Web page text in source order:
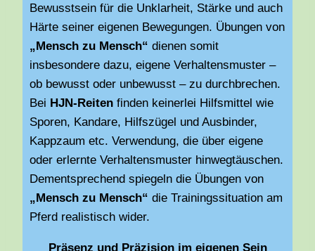
Bewusstsein für die Unklarheit, Stärke und auch
Härte seiner eigenen Bewegungen. Übungen von
„Mensch zu Mensch“ dienen somit
insbesondere dazu, eigene Verhaltensmuster –
ob bewusst oder unbewusst – zu durchbrechen.
Bei HJN-Reiten finden keinerlei Hilfsmittel wie
Sporen, Kandare, Hilfszügel und Ausbinder,
Kappzaum etc. Verwendung, die über eigene
oder erlernte Verhaltensmuster hinwegtäuschen.
Dementsprechend spiegeln die Übungen von
„Mensch zu Mensch“ die Trainingssituation am
Pferd realistisch wider.
Präsenz und Präzision im eigenen Sein